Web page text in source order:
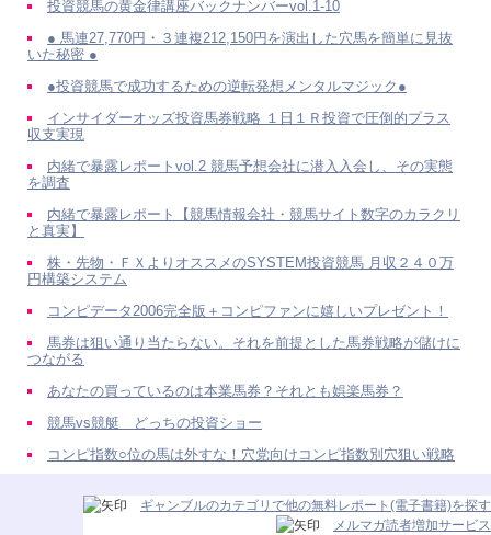
投資競馬の黄金律講座バックナンバーvol.1-10
● 馬連27,770円・３連複212,150円を演出した穴馬を簡単に見抜
いた秘密 ●
●投資競馬で成功するための逆転発想メンタルマジック●
インサイダーオッズ投資馬券戦略 １日１Ｒ投資で圧倒的プラス
収支実現
内緒で暴露レポートvol.2 競馬予想会社に潜入入会し、その実態
を調査
内緒で暴露レポート【競馬情報会社・競馬サイト数字のカラクリ
と真実】
株・先物・ＦＸよりオススメのSYSTEM投資競馬 月収２４０万
円構築システム
コンピデータ2006完全版＋コンピファンに嬉しいプレゼント！
馬券は狙い通り当たらない。それを前提とした馬券戦略が儲けに
つながる
あなたの買っているのは本業馬券？それとも娯楽馬券？
競馬vs競艇 どっちの投資ショー
コンピ指数○位の馬は外すな！穴党向けコンピ指数別穴狙い戦略
ギャンブルのカテゴリで他の無料レポート(電子書籍)を探す
メルマガ読者増加サービス